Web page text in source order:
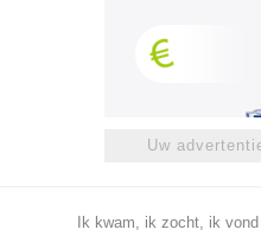
Uw
Ik kwam, ik zocht, ik